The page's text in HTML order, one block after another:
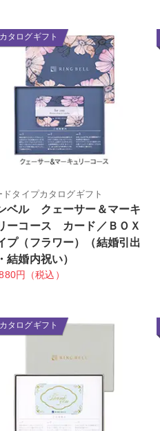
カタログギフト
ドタイプカタログギフト
ベル クェーサー＆マーキ
ーコース カード／ＢＯＸ
プ（フラワー）（結婚引出
結婚内祝い）
円（税込）
カタログギフト